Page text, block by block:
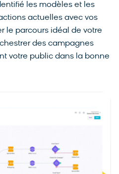
les modèles et les
actuelles avec vos
le parcours idéal de votre
des campagnes
votre public dans la bonne